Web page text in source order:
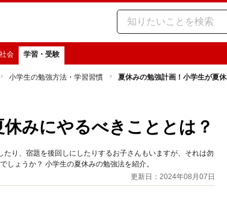
社会 学習・受験
小学生の勉強方法・学習習慣 夏休みの勉強計画！小学生が夏
みにやるべきこととは？
り、宿題を後回しにしたりするお子さんもいますが、それは勿
ょうか？ 小学生の夏休みの勉強法を紹介。
更新日：2024年08月07日